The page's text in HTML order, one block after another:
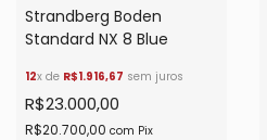
Strandberg Boden
Standard NX 8 Blue
12x de R$1.916,67 sem juros
R$23.000,00
R$20.700,00 com Pix